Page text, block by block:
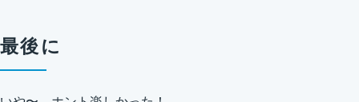
最後に